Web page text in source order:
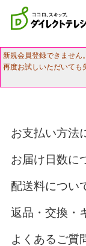
新規会員登録できません。
再度お試しいただいても
お支払い方法
お届け日数に
配送料につい
返品・交換・
よくあるご質